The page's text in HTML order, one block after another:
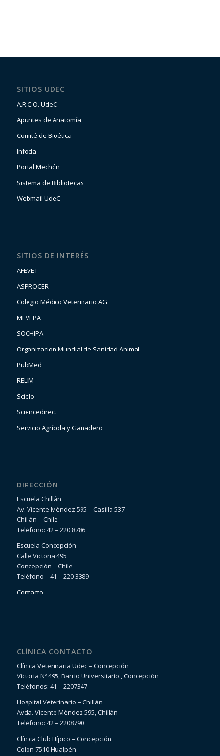
SITIOS UDEC
A.R.C.O. UdeC
Apuntes de Anatomía
Comité de Bioética
Infoda
Portal Mechón
Sistema de Bibliotecas
Webmail UdeC
SITIOS DE INTERÉS
AFEVET
ASPROCER
Colegio Médico Veterinario AG
MEVEPA
SOCHIPA
Organizacion Mundial de Sanidad Animal
PubMed
RELIM
Scielo
Sciencedirect
Servicio Agrícola y Ganadero
DIRECCIÓN
Escuela Chillán
Av. Vicente Méndez 595 – Casilla 537
Chillán – Chile
Teléfono: 42 – 220 8786
Escuela Concepción
Calle Victoria 495
Concepción – Chile
Teléfono – 41 – 220 3389
Contacto
CLÍNICA CONTACTO
Clínica Veterinaria Udec – Concepción
Victoria Nº 495, Barrio Universitario , Concepción
Teléfonos: 41 – 2207347
Hospital Veterinario – Chillán
Avda. Vicente Méndez 595, Chillán
Teléfono: 42 – 2208790
Clínica Club Hípico – Concepción
Colón 7510 Hualpén